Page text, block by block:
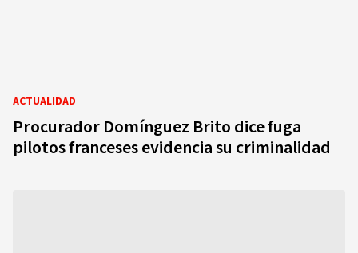
ACTUALIDAD
Procurador Domínguez Brito dice fuga
pilotos franceses evidencia su criminalidad